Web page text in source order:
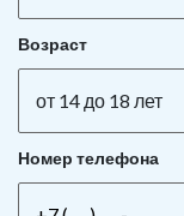
Возраст
от 14 до 18 лет
Номер телефона